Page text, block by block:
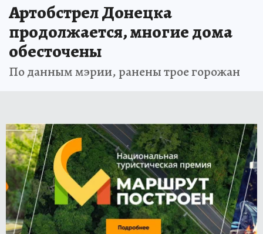
Артобстрел Донецка
продолжается, многие дома
обесточены
По данным мэрии, ранены трое горожан